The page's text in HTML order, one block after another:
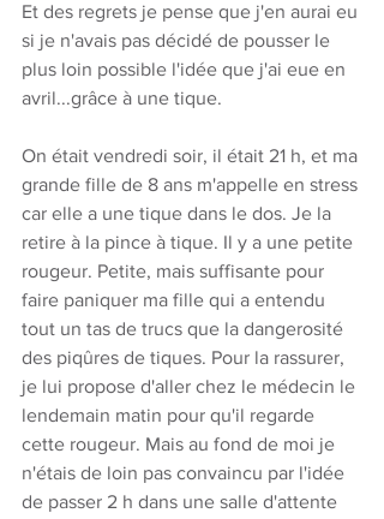
Et des regrets je pense que j'en aurai eu
si je n'avais pas décidé de pousser le
plus loin possible l'idée que j'ai eue en
avril...grâce à une tique.
On était vendredi soir, il était 21 h, et ma
grande fille de 8 ans m'appelle en stress
car elle a une tique dans le dos. Je la
retire à la pince à tique. Il y a une petite
rougeur. Petite, mais suffisante pour
faire paniquer ma fille qui a entendu
tout un tas de trucs que la dangerosité
des piqûres de tiques. Pour la rassurer,
je lui propose d'aller chez le médecin le
lendemain matin pour qu'il regarde
cette rougeur. Mais au fond de moi je
n'étais de loin pas convaincu par l'idée
de passer 2 h dans une salle d'attente